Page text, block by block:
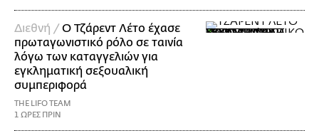
Διεθνή /Ο Τζάρεντ Λέτο έχασε
πρωταγωνιστικό ρόλο σε ταινία
λόγω των καταγγελιών για
εγκληματική σεξουαλική
συμπεριφορά
THE LIFO TEAM
1 ΩΡΕΣ ΠΡΙΝ